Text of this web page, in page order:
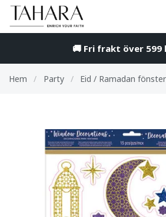
🚚 Fri frakt över 599
Hem / Party / Eid / Ramadan